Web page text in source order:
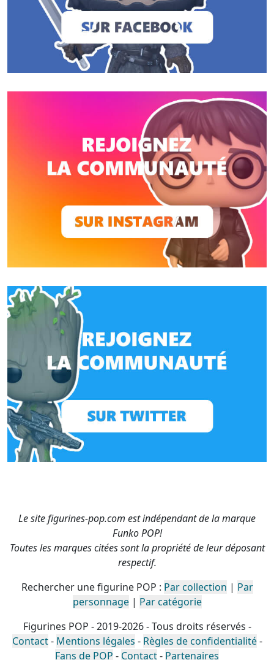
Le site figurines-pop.com est indépendant de la marque
Funko POP!
Toutes les marques citées sont la propriété de leur déposant
respectif.
Rechercher une figurine POP : Par collection | Par
personnage| Par catégorie
Figurines POP - 2019-2026 - Tous droits réservés -
Contact- Mentions légales - Règles de confidentialité-
Fans de POP - Contact- Partenaires